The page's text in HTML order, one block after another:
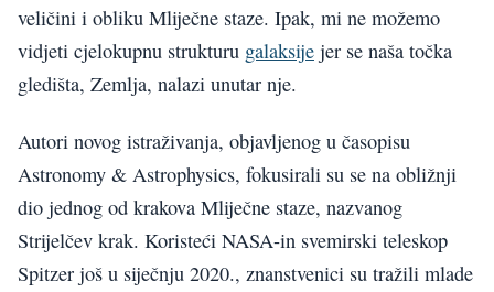
veličini i obliku Mliječne staze. Ipak, mi ne možemo
vidjeti cjelokupnu strukturu galaksije jer se naša točka
gledišta, Zemlja, nalazi unutar nje.
Autori novog istraživanja, objavljenog u časopisu
Astronomy & Astrophysics, fokusirali su se na obližnji
dio jednog od krakova Mliječne staze, nazvanog
Strijelčev krak. Koristeći NASA-in svemirski teleskop
Spitzer još u siječnju 2020., znanstvenici su tražili mlade